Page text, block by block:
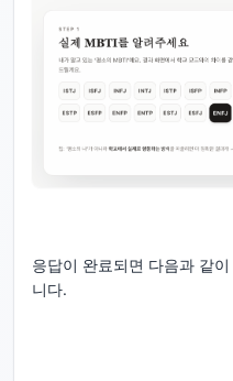
응답이 완료되면 다음과 같
니다.